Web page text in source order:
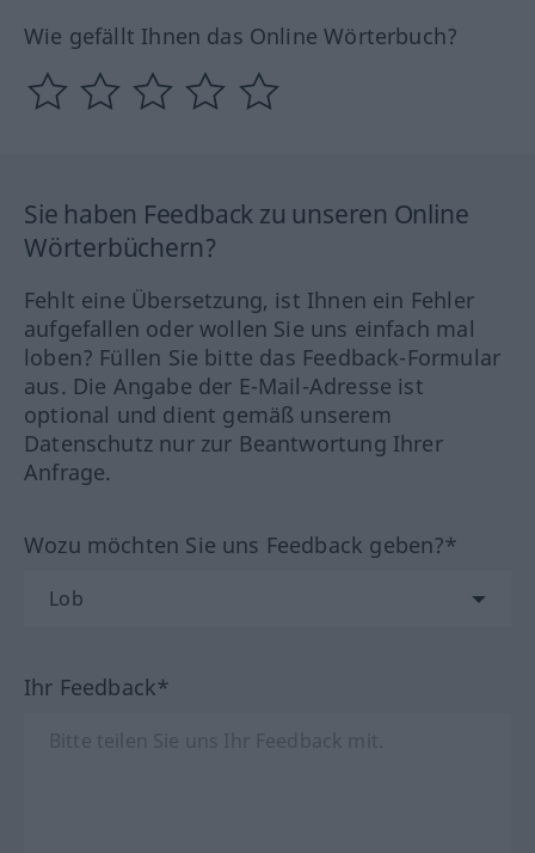
Wie gefällt Ihnen das Online Wörterbuch?
Sie haben Feedback zu unseren Online
Wörterbüchern?
Fehlt eine Übersetzung, ist Ihnen ein Fehler
aufgefallen oder wollen Sie uns einfach mal
loben? Füllen Sie bitte das Feedback-Formular
aus. Die Angabe der E-Mail-Adresse ist
optional und dient gemäß unserem
Datenschutz nur zur Beantwortung Ihrer
Anfrage.
Wozu möchten Sie uns Feedback geben?*
Ihr Feedback*